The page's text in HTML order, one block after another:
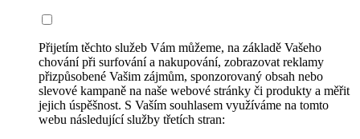
Přijetím těchto služeb Vám můžeme, na základě Vašeho
chování při surfování a nakupování, zobrazovat reklamy
přizpůsobené Vašim zájmům, sponzorovaný obsah nebo
slevové kampaně na naše webové stránky či produkty a měřit
jejich úspěšnost. S Vaším souhlasem využíváme na tomto
webu následující služby třetích stran: